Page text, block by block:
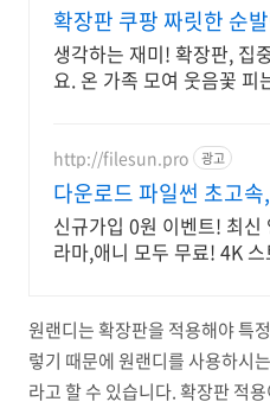
확장판 쿠팡 짜릿한 순
생각하는 재미! 확장판, 집
요. 온 가족 모여 웃음꽃 피
http://filesun.pro 광고
다운로드 파일썬 초고
시간 보기!
신규가입 0원 이벤트! 최신
라마,애니 모두 무료! 4K 스
원랜디는 확장판을 적용해야 특
렇기 때문에 원랜디를 사용하시
라고 할 수 있습니다. 확장판 적